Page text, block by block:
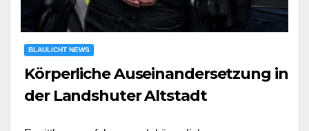
BLAULICHT NEWS
Körperliche Auseinandersetzung in
der Landshuter Altstadt